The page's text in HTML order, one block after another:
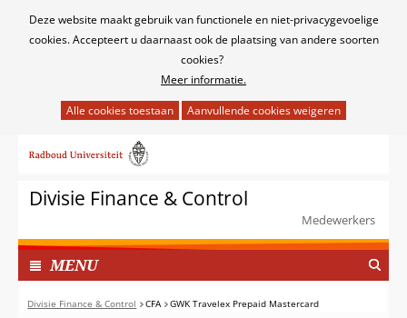
Cookies
Deze website maakt gebruik van functionele en niet-privacygevoelige
cookies. Accepteert u daarnaast ook de plaatsing van andere soorten
cookies?
Meer informatie.
het
van
cookies
deze
website
toegestaan
naar
inhoudDivisie Finance & Control
Medewerkers
MENUI
N
G
Divisie Finance & Control CFA GWK Travelex Prepaid Mastercard